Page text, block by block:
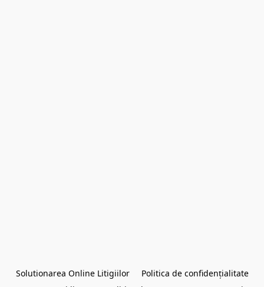
Solutionarea Online Litigiilor
Politica de confidențialitate